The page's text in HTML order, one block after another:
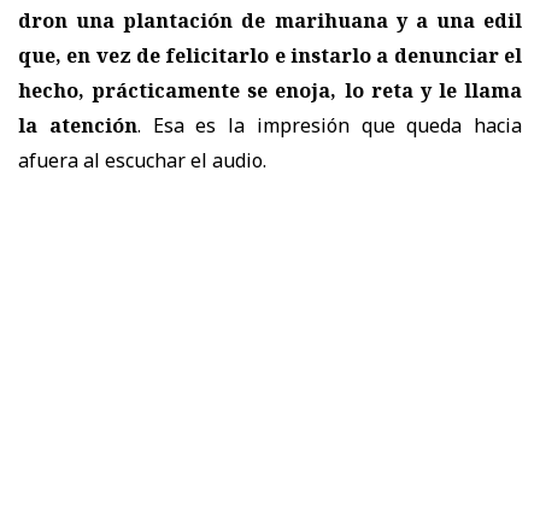
dron una plantación de marihuana y a una edil
que, en vez de felicitarlo e instarlo a denunciar el
hecho, prácticamente se enoja, lo reta y le llama
la atención. Esa es la impresión que queda hacia
afuera al escuchar el audio.